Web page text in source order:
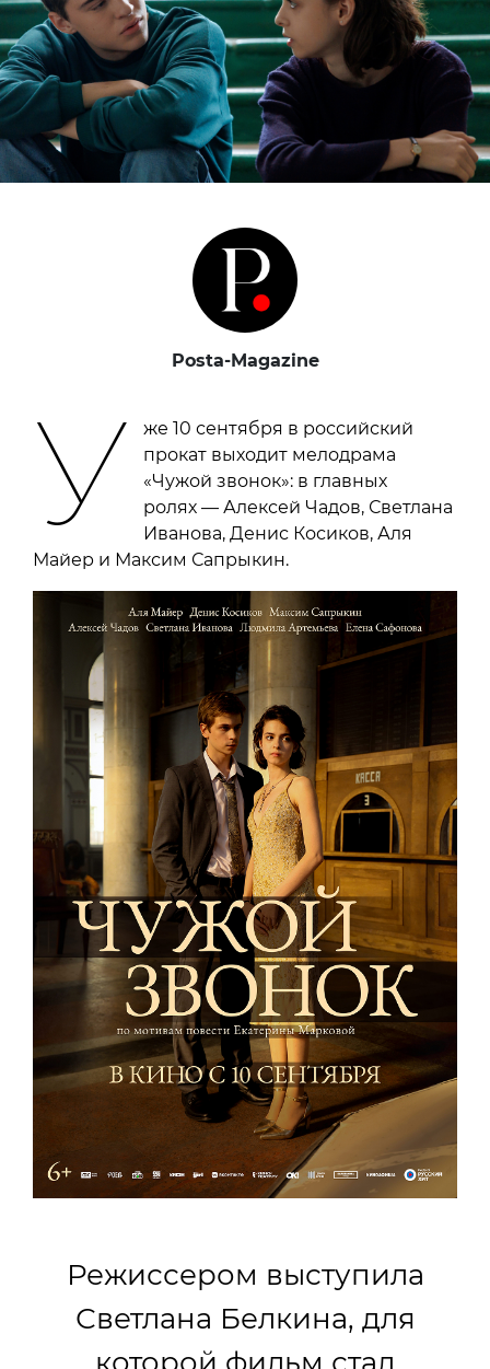
Posta-Magazine
У
же 10 сентября в российский
прокат выходит мелодрама
«Чужой звонок»: в главных
ролях — Алексей Чадов, Светлана
Иванова, Денис Косиков, Аля
Майер и Максим Сапрыкин.
Режиссером выступила
Светлана Белкина, для